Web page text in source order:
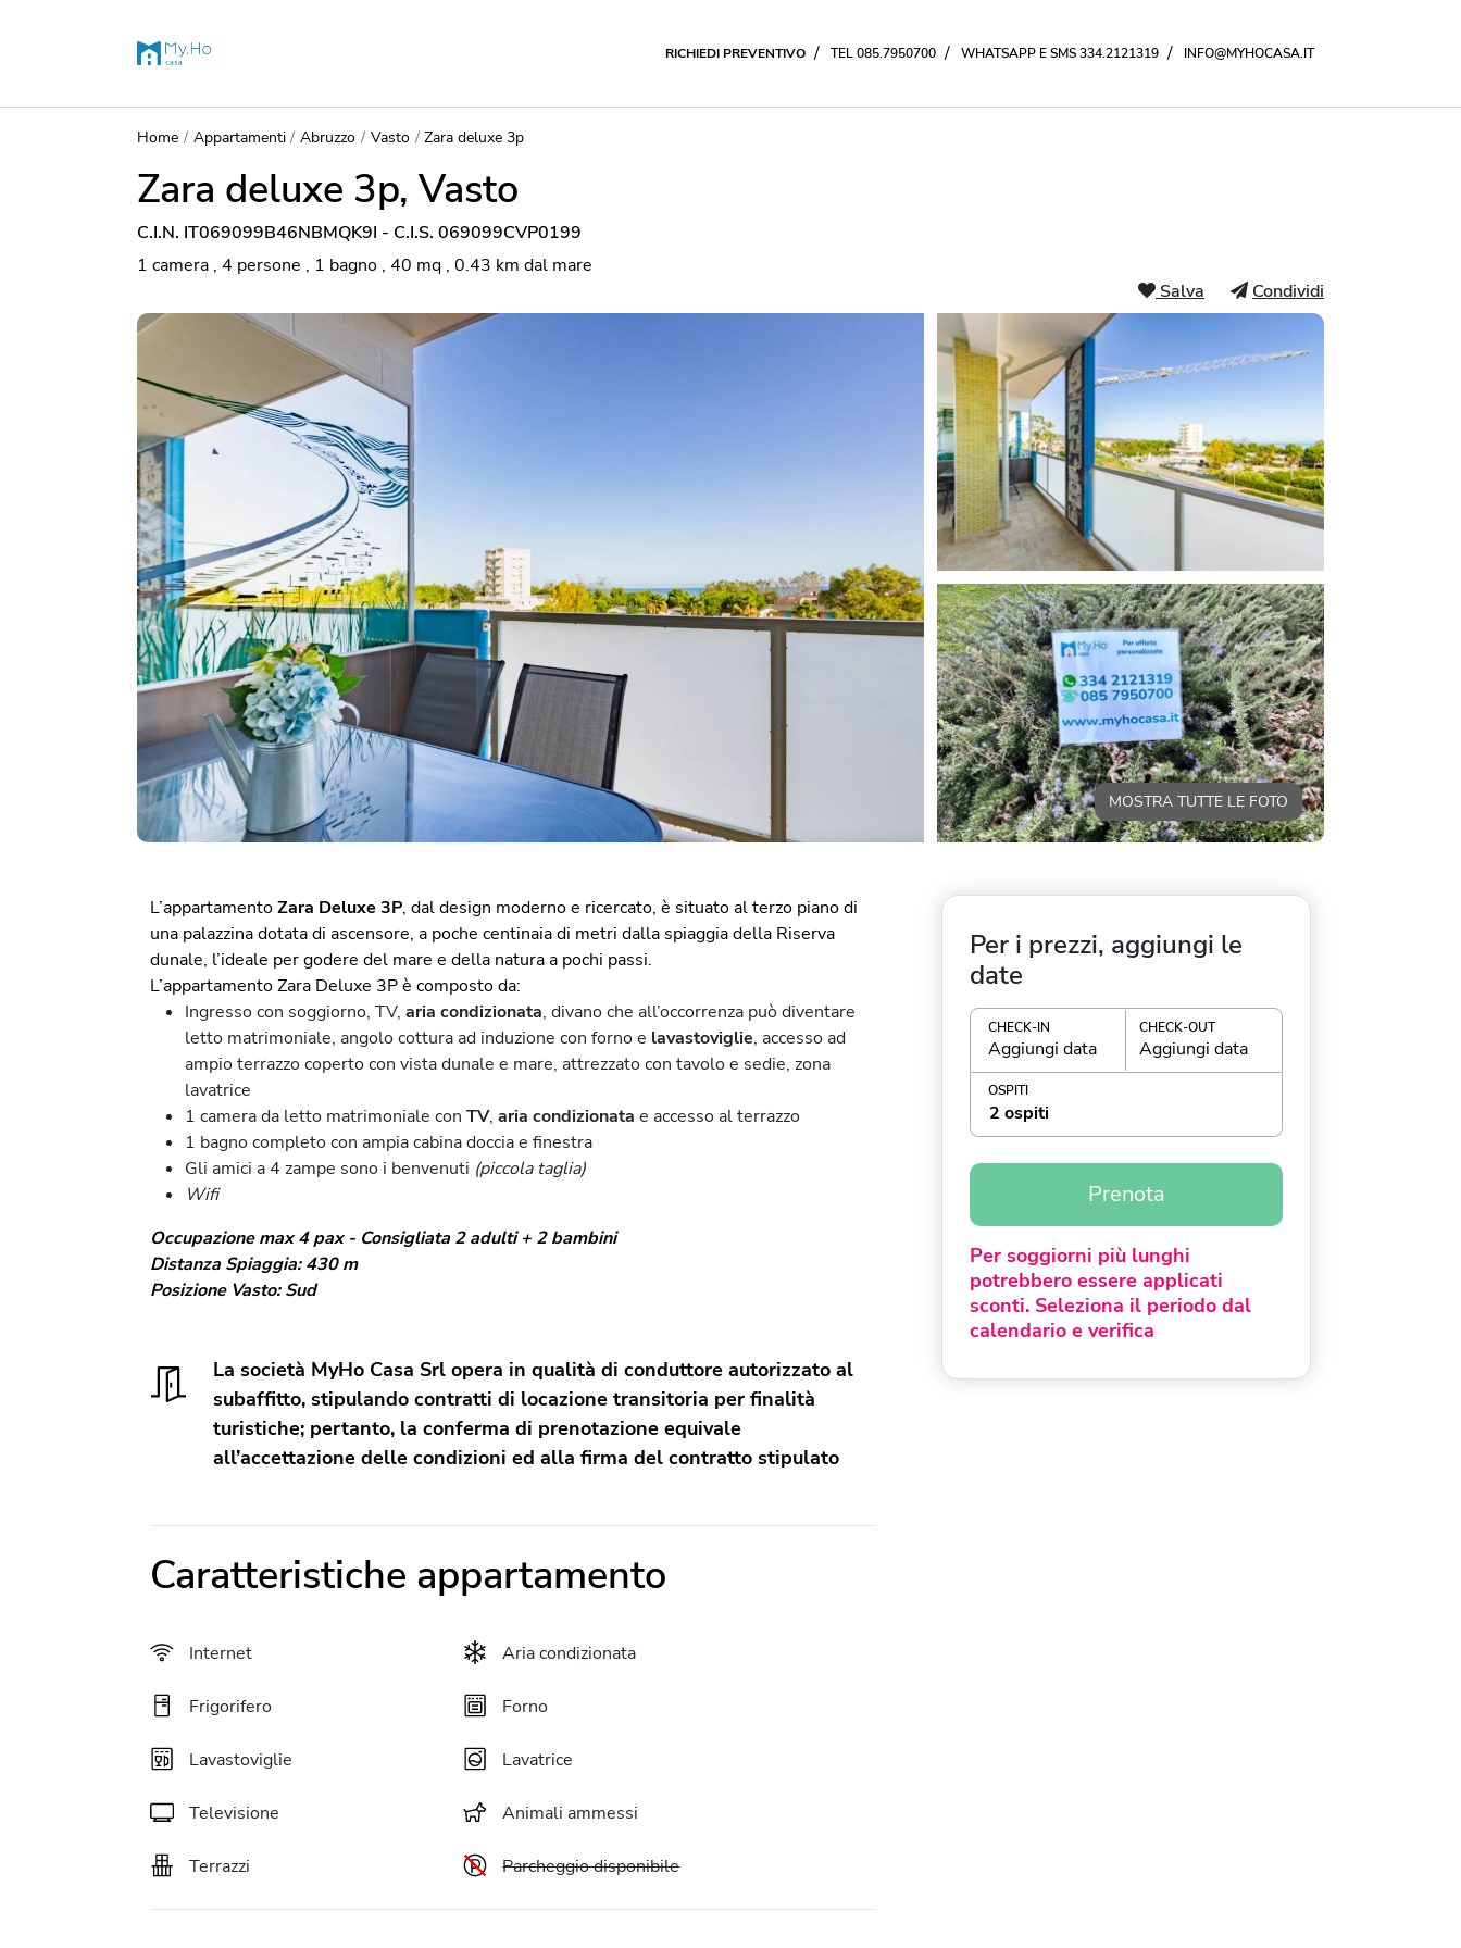
RICHIEDI PREVENTIVO / TEL 085.7950700 / WHATSAPP E SMS 334.2121319 / INFO@MYHOCASA.IT
Home Appartamenti Abruzzo Vasto Zara deluxe 3p
Zara deluxe 3p, Vasto
C.I.N. IT069099B46NBMQK9I - C.I.S. 069099CVP0199
1 camera , 4 persone , 1 bagno , 40 mq , 0.43 km dal mare
Condividi
Salva
MOSTRA TUTTE LE FOTO
L’appartamentoZara Deluxe 3P, dal design moderno e ricercato, è situato al terzo piano di
una palazzina dotata di ascensore, a poche centinaia di metri dalla spiaggia della Riserva
dunale, l’ideale per godere del mare e della natura a pochi passi.
L’appartamento Zara Deluxe 3P è composto da:
Ingresso con soggiorno, TV, aria condizionata, divano che all’occorrenza può diventare
letto matrimoniale, angolo cottura ad induzione con forno e lavastoviglie, accesso ad
ampio terrazzo coperto con vista dunale e mare, attrezzato con tavolo e sedie, zona
lavatrice
1 camera da letto matrimoniale con TV, aria condizionata e accesso al terrazzo
1 bagno completo con ampia cabina doccia e finestra
Gli amici a 4 zampe sono i benvenuti (piccola taglia)
Wifi
Occupazione max 4 pax - Consigliata 2 adulti + 2 bambini
Distanza Spiaggia: 430 m
Posizione Vasto: Sud
La società MyHo Casa Srl opera in qualità di conduttore autorizzato al
subaffitto, stipulando contratti di locazione transitoria per finalità
turistiche; pertanto, la conferma di prenotazione equivale
all’accettazione delle condizioni ed alla firma del contratto stipulato
Caratteristiche appartamento
Internet Aria condizionata
Frigorifero Forno
Lavastoviglie Lavatrice
Televisione Animali ammessi
Terrazzi Parcheggio disponibile
Per i prezzi, aggiungi le
date
CHECK-IN
Aggiungi data
CHECK-OUT
Aggiungi data
OSPITI
2 ospiti
Prenota
Per soggiorni più lunghi
potrebbero essere applicati
sconti. Seleziona il periodo dal
calendario e verifica